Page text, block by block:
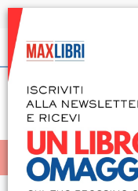
Spedizione
Italiano
< Home
MENÙ